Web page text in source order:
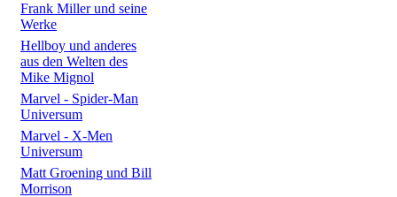
Frank Miller und seine
Werke
Hellboy und anderes
aus den Welten des
Mike Mignol
Marvel - Spider-Man
Universum
Marvel - X-Men
Universum
Matt Groening und Bill
Morrison